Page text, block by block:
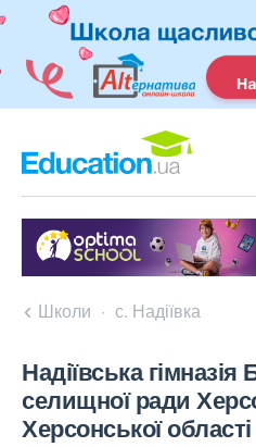
Школи с. Надіївка
Надіївська гімназія
селищної ради
Херсонської області